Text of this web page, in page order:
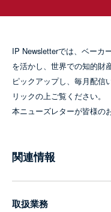
IP Newsletterでは、ベーカ
を活かし、世界での知的財
ピックアップし、毎月配信
リックの上ご覧ください。
本ニューズレターが皆様の
関連情報
取扱業務